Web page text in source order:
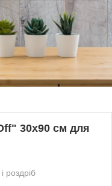
30х90 см для
роздріб